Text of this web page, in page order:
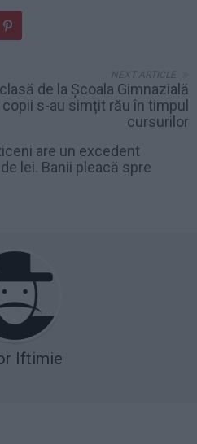
NEXT ARTICLE
de la Școala Gimnazială
copii s-au simțit rău în timpul
cursurilor
are un excedent
lei. Banii pleacă spre
Iftimie